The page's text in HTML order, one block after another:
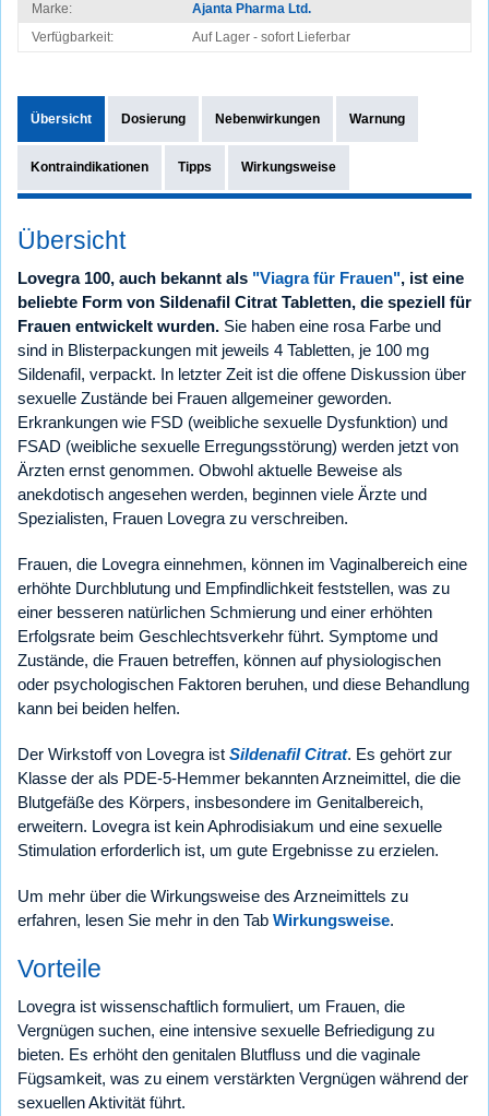
Marke:
Ajanta Pharma Ltd.
Verfügbarkeit:
Auf Lager - sofort Lie­fer­bar
Übersicht Dosierung Nebenwirkungen Warnung
Kontraindikationen Tipps Wirkungsweise
Übersicht
Lovegra 100, auch bekannt als "Viagra für Frauen", ist eine
beliebte Form von Sildenafil Citrat Tabletten, die speziell für
Frauen entwickelt wurden. Sie haben eine rosa Farbe und
sind in Blisterpackungen mit jeweils 4 Tabletten, je 100 mg
Sildenafil, verpackt. In letzter Zeit ist die offene Diskussion über
sexuelle Zustände bei Frauen allgemeiner geworden.
Erkrankungen wie FSD (weibliche sexuelle Dysfunktion) und
FSAD (weibliche sexuelle Erregungsstörung) werden jetzt von
Ärzten ernst genommen. Obwohl aktuelle Beweise als
anekdotisch angesehen werden, beginnen viele Ärzte und
Spezialisten, Frauen Lovegra zu verschreiben.
Frauen, die Lovegra einnehmen, können im Vaginalbereich eine
erhöhte Durchblutung und Empfindlichkeit feststellen, was zu
einer besseren natürlichen Schmierung und einer erhöhten
Erfolgsrate beim Geschlechtsverkehr führt. Symptome und
Zustände, die Frauen betreffen, können auf physiologischen
oder psychologischen Faktoren beruhen, und diese Behandlung
kann bei beiden helfen.
Der Wirkstoff von Lovegra ist Sildenafil Citrat. Es gehört zur
Klasse der als PDE-5-Hemmer bekannten Arzneimittel, die die
Blutgefäße des Körpers, insbesondere im Genitalbereich,
erweitern. Lovegra ist kein Aphrodisiakum und eine sexuelle
Stimulation erforderlich ist, um gute Ergebnisse zu erzielen.
Um mehr über die Wirkungsweise des Arzneimittels zu
erfahren, lesen Sie mehr in den Tab Wirkungsweise.
Vorteile
Lovegra ist wissenschaftlich formuliert, um Frauen, die
Vergnügen suchen, eine intensive sexuelle Befriedigung zu
bieten. Es erhöht den genitalen Blutfluss und die vaginale
Fügsamkeit, was zu einem verstärkten Vergnügen während der
sexuellen Aktivität führt.